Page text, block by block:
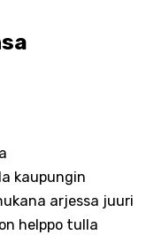
kaupungin
arjessa juuri
helppo tulla